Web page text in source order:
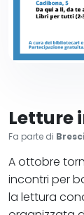
Letture
Fa parte di
A ottobre
incontri per
la lettura